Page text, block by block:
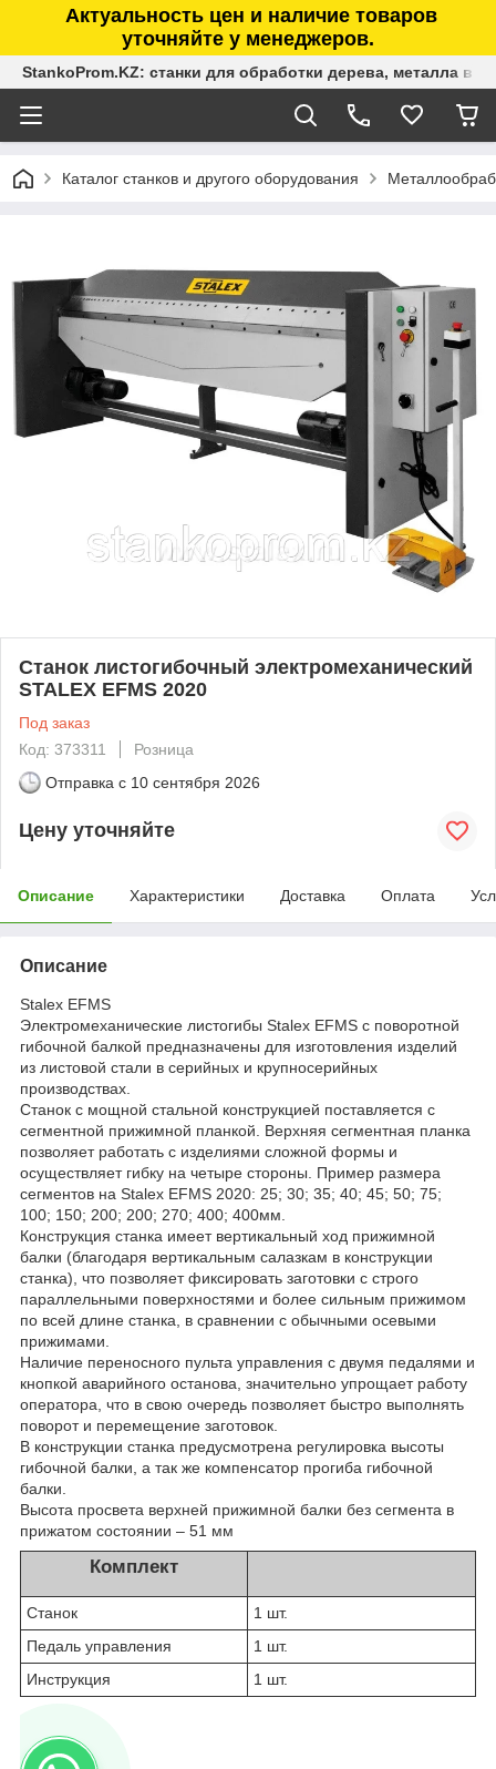
Актуальность цен и наличие товаров
уточняйте у менеджеров.
StankoProm.KZ: станки для обработки дерева, металла в
Каталог станков и другого оборудования
Станок листогибочный электромеханический
STALEX EFMS 2020
Под заказ
Код: 373311
Розница
Отправка с 10 сентября 2026
Цену уточняйте
Описание Характеристики Доставка Оплата
Описание
Stalex EFMS
Электромеханические листогибы Stalex EFMS с поворотной
гибочной балкой предназначены для изготовления изделий
из листовой стали в серийных и крупносерийных
производствах.
Станок с мощной стальной конструкцией поставляется с
сегментной прижимной планкой. Верхняя сегментная планка
позволяет работать с изделиями сложной формы и
осуществляет гибку на четыре стороны. Пример размера
сегментов на Stalex EFMS 2020: 25; 30; 35; 40; 45; 50; 75;
100; 150; 200; 200; 270; 400; 400мм.
Конструкция станка имеет вертикальный ход прижимной
балки (благодаря вертикальным салазкам в конструкции
станка), что позволяет фиксировать заготовки с строго
параллельными поверхностями и более сильным прижимом
по всей длине станка, в сравнении с обычными осевыми
прижимами.
Наличие переносного пульта управления с двумя педалями и
кнопкой аварийного останова, значительно упрощает работу
оператора, что в свою очередь позволяет быстро выполнять
поворот и перемещение заготовок.
В конструкции станка предусмотрена регулировка высоты
гибочной балки, а так же компенсатор прогиба гибочной
балки.
Высота просвета верхней прижимной балки без сегмента в
прижатом состоянии – 51 мм
Комплект
Станок
1 шт.
Педаль управления
1 шт.
Инструкция
1 шт.